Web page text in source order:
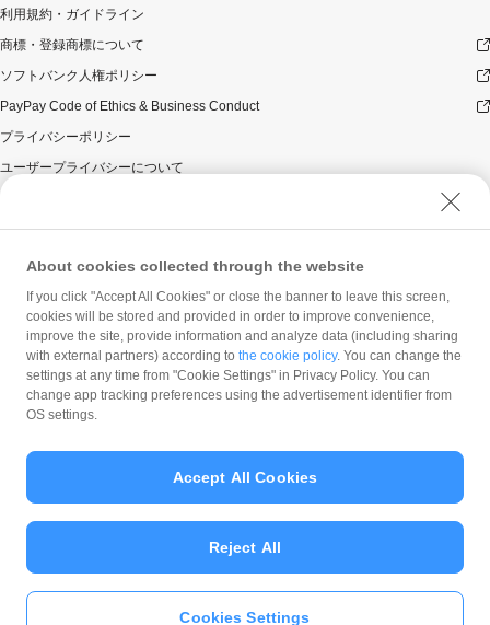
ポスター チラシ
利用規約・ガイドライン
商標・登録商標について
ソフトバンク人権ポリシー
PayPay Code of Ethics & Business Conduct
プライバシーポリシー
ユーザープライバシーについて
ウェブサイト利用規約
反社会的勢力に対する方針
勧誘方針
マネロン等基本方針
カスタマーハラスメントに関する当社の考え方
© PayPay Corporation
About cookies collected through the website
If you click "Accept All Cookies" or close the banner to leave this screen,
cookies will be stored and provided in order to improve convenience,
improve the site, provide information and analyze data (including sharing
with external partners) according to the cookie policy. You can change the
settings at any time from "Cookie Settings" in Privacy Policy. You can
change app tracking preferences using the advertisement identifier from
OS settings.
Cookies Settings
Reject All
Accept All Cookies